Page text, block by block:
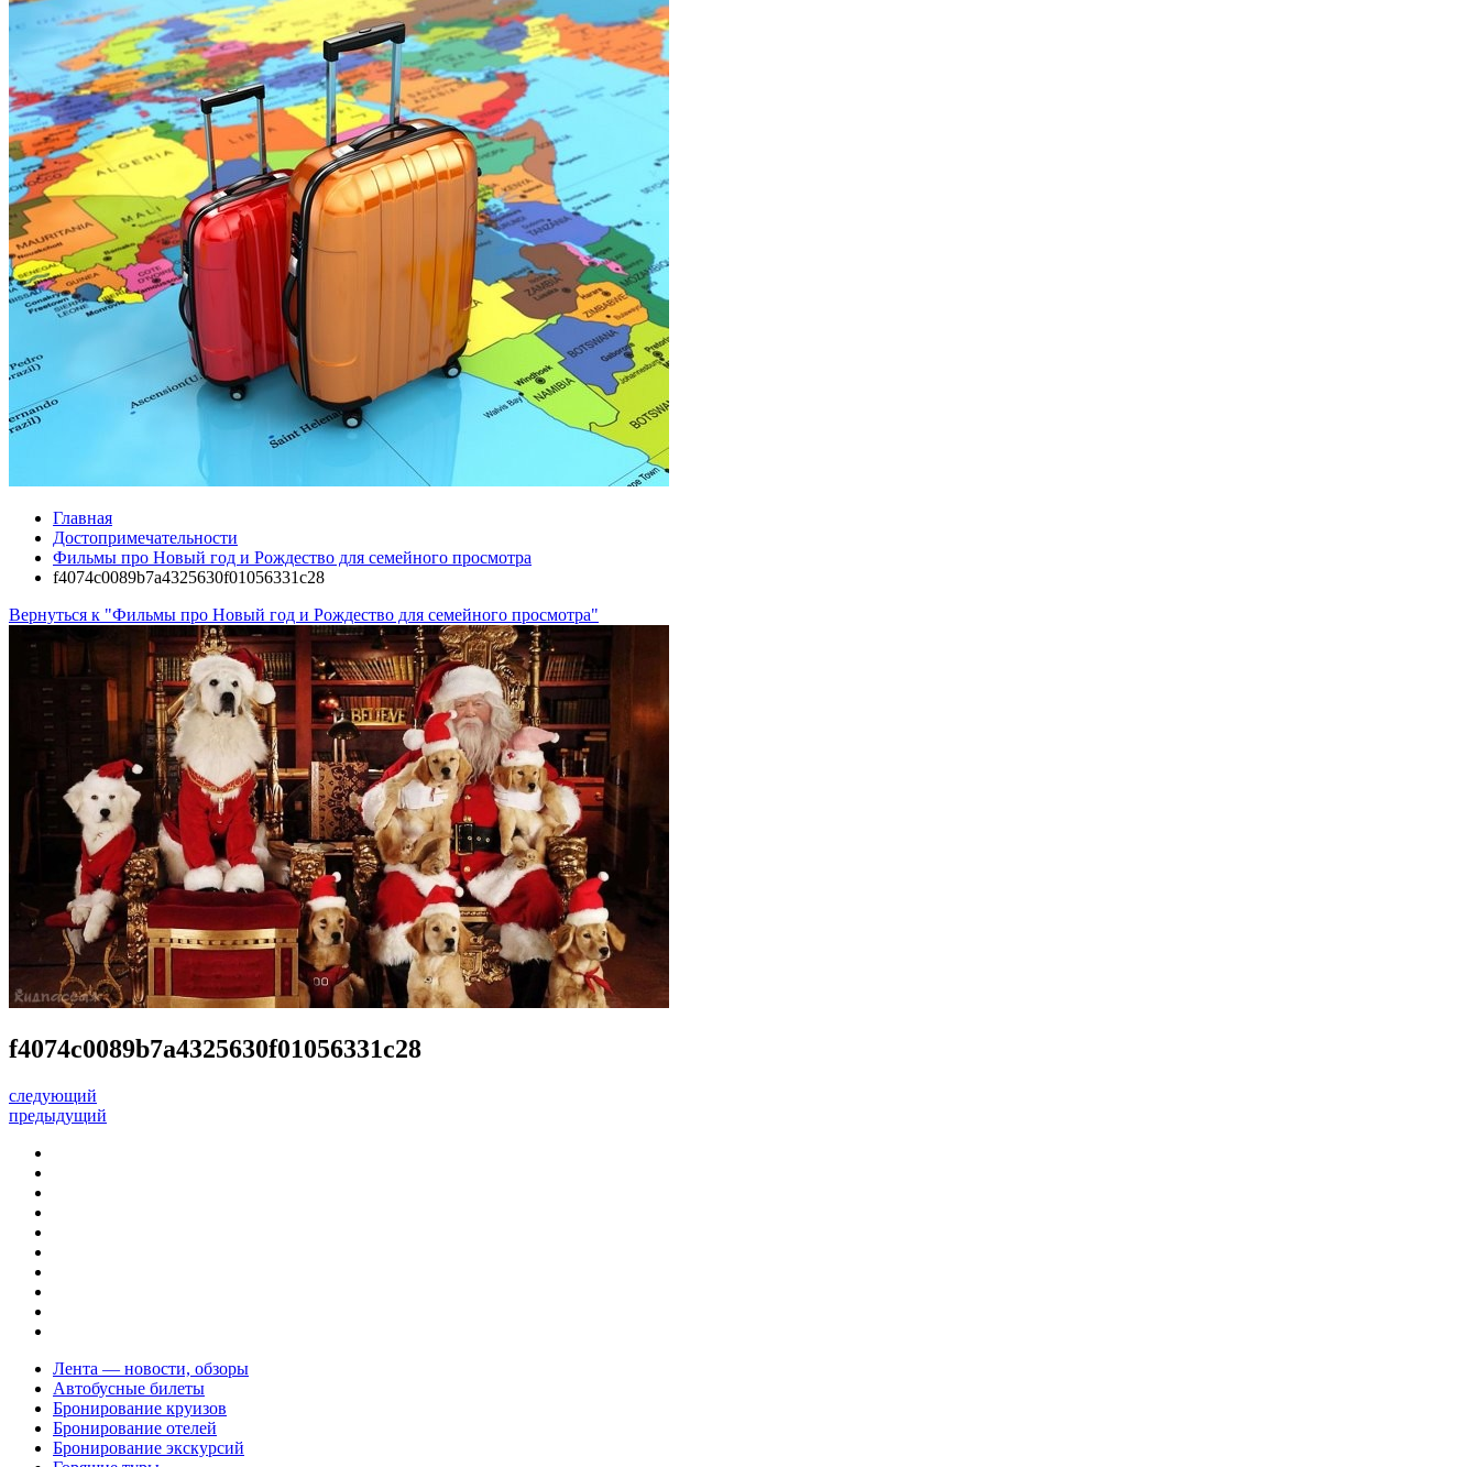
Главная
Достопримечательности
Фильмы про Новый год и Рождество для семейного просмотра
f4074c0089b7a4325630f01056331c28
Вернуться к "Фильмы про Новый год и Рождество для семейного просмотра"
f4074c0089b7a4325630f01056331c28
следующий
предыдущий
Лента — новости, обзоры
Автобусные билеты
Бронирование круизов
Бронирование отелей
Бронирование экскурсий